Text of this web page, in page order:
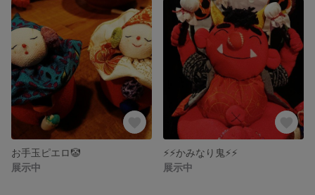
お手玉ピエロ🤡
展示中
⚡⚡かみなり鬼⚡⚡
展示中